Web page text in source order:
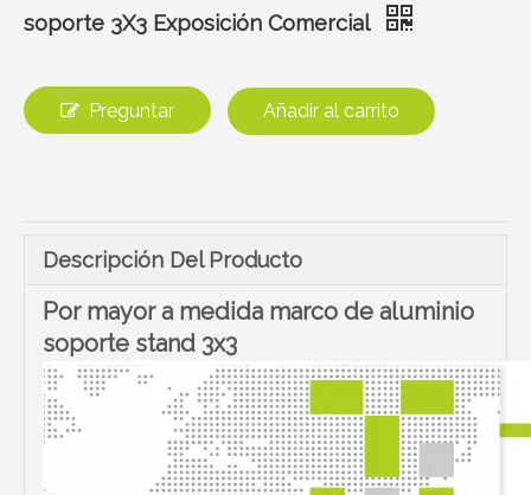
soporte 3X3 Exposición Comercial
Preguntar Añadir al carrito
Descripción Del Producto
Por mayor a medida marco de aluminio
soporte stand 3x3